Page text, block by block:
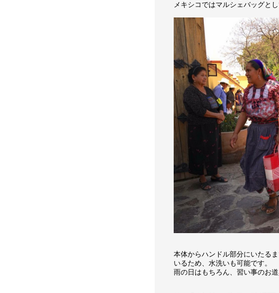
メキシコではマルシェバッグと
本体からハンドル部分にいたる
いるため、水洗いも可能です。
雨の日はもちろん、習い事のお